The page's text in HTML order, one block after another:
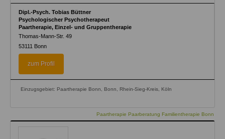
Dipl.-Psych. Tobias Büttner
Psychologischer Psychotherapeut
Paartherapie, Einzel- und Gruppentherapie
Thomas-Mann-Str. 49
53111 Bonn
zum Profil
Einzugsgebiet: Paartherapie Bonn, Bonn, Rhein-Sieg-Kreis, Köln
Paartherapie Paarberatung Familientherapie Bonn